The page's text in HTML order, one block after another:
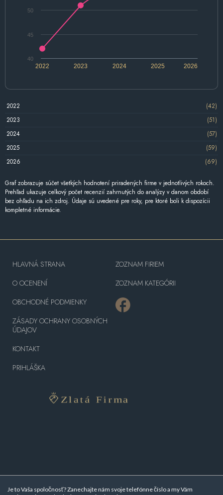
2022 2024 2026
2023 2025
40
45
50
2022
(42)
2023
(51)
2024
(57)
2025
(59)
2026
(69)
Graf zobrazuje súčet všetkých hodnotení priradených firme v jednotlivých rokoch.
Prehľad ukazuje celkový počet recenzií zahrnutých do analýzy v danom období
bez ohľadu na ich zdroj. Údaje sú uvedené pre roky, pre ktoré boli k dispozícii
kompletné informácie.
Je to Vaša spoločnosť? Zanechajte nám svoje telefónne číslo a my Vám
HLAVNÁ STRANA
O OCENENÍ
OBCHODNÉ PODMIENKY
ZÁSADY OCHRANY OSOBNÝCH
ÚDAJOV
KONTAKT
PRIHLÁŠKA
ZOZNAM FIRIEM
ZOZNAM KATEGÓRII